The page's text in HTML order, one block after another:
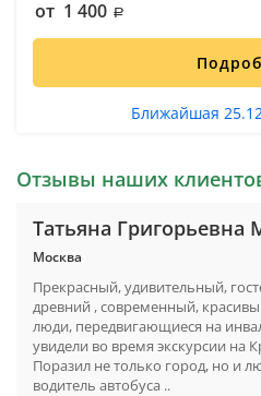
от 1 400
Ближайшая
Отзывы наших
Татьяна Григорьевна
Москва
Прекрасный, удивительный,
древний , современный,
люди, передвигающиеся на
увидели во время экскурсии на
Поразил не только город, но и
водитель автобуса ..